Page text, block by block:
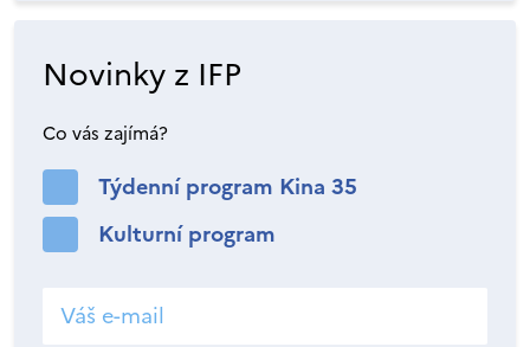
Novinky z IFP
Co vás zajímá?
Týdenní program Kina 35
Kulturní program